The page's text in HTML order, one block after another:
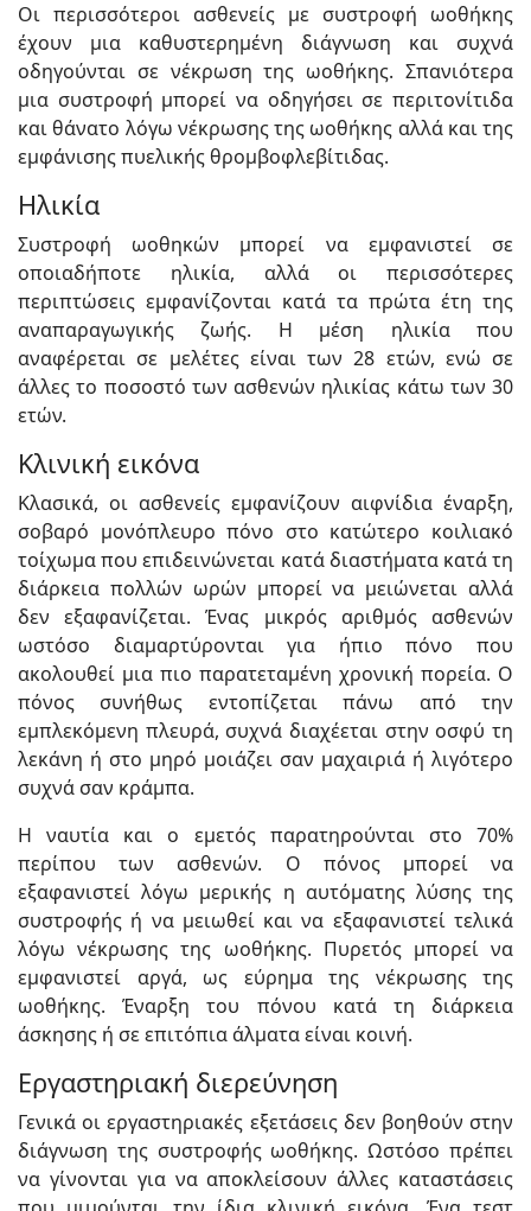
Οι περισσότεροι ασθενείς με συστροφή ωοθήκης
έχουν μια καθυστερημένη διάγνωση και συχνά
οδηγούνται σε νέκρωση της ωοθήκης. Σπανιότερα
μια συστροφή μπορεί να οδηγήσει σε περιτονίτιδα
και θάνατο λόγω νέκρωσης της ωοθήκης αλλά και της
εμφάνισης πυελικής θρομβοφλεβίτιδας.
Ηλικία
Συστροφή ωοθηκών μπορεί να εμφανιστεί σε
οποιαδήποτε ηλικία, αλλά οι περισσότερες
περιπτώσεις εμφανίζονται κατά τα πρώτα έτη της
αναπαραγωγικής ζωής. Η μέση ηλικία που
αναφέρεται σε μελέτες είναι των 28 ετών, ενώ σε
άλλες το ποσοστό των ασθενών ηλικίας κάτω των 30
ετών.
Κλινική εικόνα
Κλασικά, οι ασθενείς εμφανίζουν αιφνίδια έναρξη,
σοβαρό μονόπλευρο πόνο στο κατώτερο κοιλιακό
τοίχωμα που επιδεινώνεται κατά διαστήματα κατά τη
διάρκεια πολλών ωρών μπορεί να μειώνεται αλλά
δεν εξαφανίζεται. Ένας μικρός αριθμός ασθενών
ωστόσο διαμαρτύρονται για ήπιο πόνο που
ακολουθεί μια πιο παρατεταμένη χρονική πορεία. Ο
πόνος συνήθως εντοπίζεται πάνω από την
εμπλεκόμενη πλευρά, συχνά διαχέεται στην οσφύ τη
λεκάνη ή στο μηρό μοιάζει σαν μαχαιριά ή λιγότερο
συχνά σαν κράμπα.
Η ναυτία και ο εμετός παρατηρούνται στο 70%
περίπου των ασθενών. Ο πόνος μπορεί να
εξαφανιστεί λόγω μερικής η αυτόματης λύσης της
συστροφής ή να μειωθεί και να εξαφανιστεί τελικά
λόγω νέκρωσης της ωοθήκης. Πυρετός μπορεί να
εμφανιστεί αργά, ως εύρημα της νέκρωσης της
ωοθήκης. Έναρξη του πόνου κατά τη διάρκεια
άσκησης ή σε επιτόπια άλματα είναι κοινή.
Εργαστηριακή διερεύνηση
Γενικά οι εργαστηριακές εξετάσεις δεν βοηθούν στην
διάγνωση της συστροφής ωοθήκης. Ωστόσο πρέπει
να γίνονται για να αποκλείσουν άλλες καταστάσεις